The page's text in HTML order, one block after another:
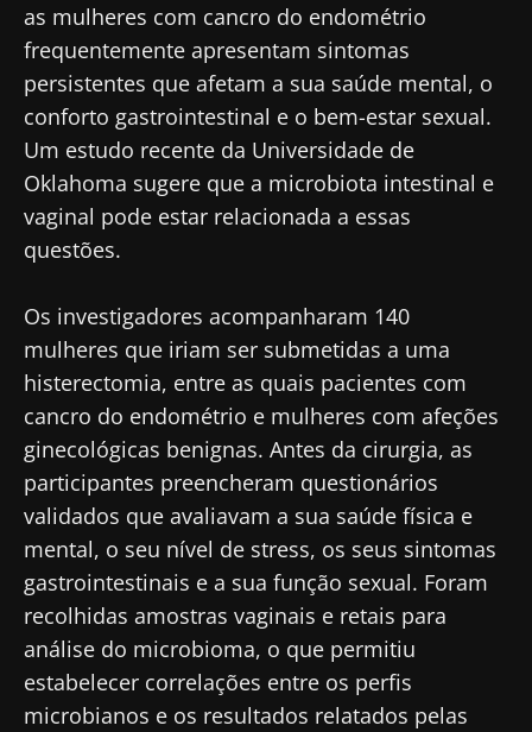
as mulheres com cancro do endométrio
frequentemente apresentam sintomas
persistentes que afetam a sua saúde mental, o
conforto gastrointestinal e o bem-estar sexual.
Um estudo recente da Universidade de
Oklahoma sugere que a microbiota intestinal e
vaginal pode estar relacionada a essas
questões.
Os investigadores acompanharam 140
mulheres que iriam ser submetidas a uma
histerectomia, entre as quais pacientes com
cancro do endométrio e mulheres com afeções
ginecológicas benignas. Antes da cirurgia, as
participantes preencheram questionários
validados que avaliavam a sua saúde física e
mental, o seu nível de stress, os seus sintomas
gastrointestinais e a sua função sexual. Foram
recolhidas amostras vaginais e retais para
análise do microbioma, o que permitiu
estabelecer correlações entre os perfis
microbianos e os resultados relatados pelas